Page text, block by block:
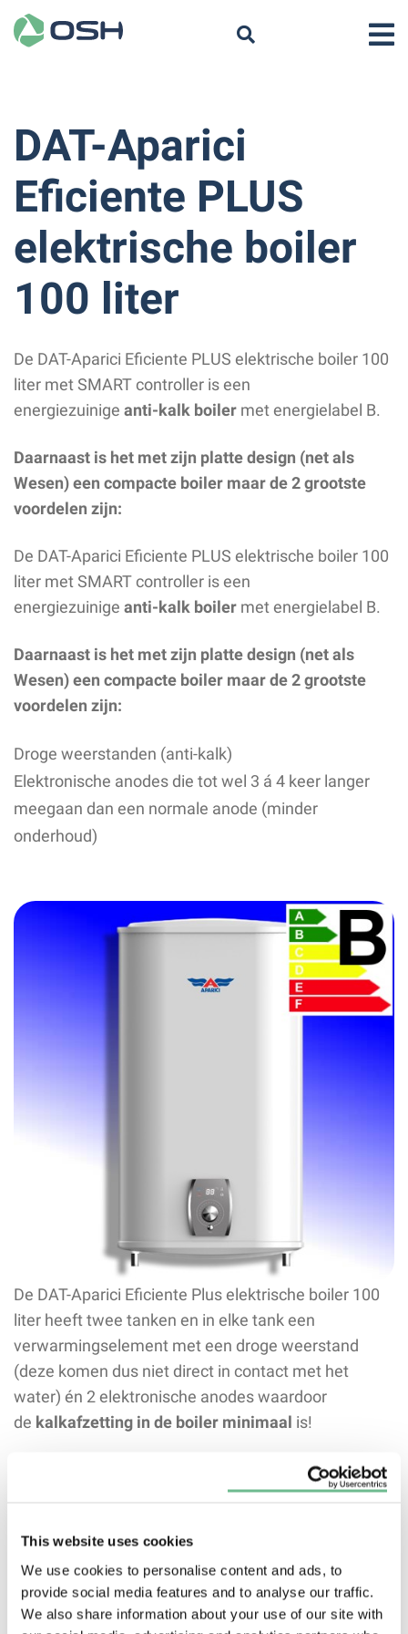
This website uses cookies
We use cookies to personalise content and ads, to
provide social media features and to analyse our traffic.
We also share information about your use of our site with
DAT-Aparici
Eficiente PLUS
elektrische boiler
100 liter
De DAT-Aparici Eficiente PLUS elektrische boiler 100
liter met SMART controller is een
energiezuinige anti-kalk boiler met energielabel B.
Daarnaast is het met zijn platte design (net als
Wesen) een compacte boiler maar de 2 grootste
voordelen zijn:
De DAT-Aparici Eficiente PLUS elektrische boiler 100
liter met SMART controller is een
energiezuinige anti-kalk boiler met energielabel B.
Daarnaast is het met zijn platte design (net als
Wesen) een compacte boiler maar de 2 grootste
voordelen zijn:
Droge weerstanden (anti-kalk)
Elektronische anodes die tot wel 3 á 4 keer langer
meegaan dan een normale anode (minder
onderhoud)
De DAT-Aparici Eficiente Plus elektrische boiler 100
liter heeft twee tanken en in elke tank een
verwarmingselement met een droge weerstand
(deze komen dus niet direct in contact met het
water) én 2 elektronische anodes waardoor
de kalkafzetting in de boiler minimaal is!
Een anti-kalk boiler zorgt voor zachter en gezonder
water, wat de levensduur van de boiler ten goede
haar!Bovendien bespaar je met deze boiler
maximaal op de onderhoudskosten omdat de boiler
vrijwel kalkvrij zal blijven.